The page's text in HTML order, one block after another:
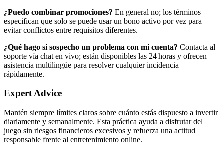
¿Puedo combinar promociones? En general no; los términos
especifican que solo se puede usar un bono activo por vez para
evitar conflictos entre requisitos diferentes.
¿Qué hago si sospecho un problema con mi cuenta? Contacta al
soporte vía chat en vivo; están disponibles las 24 horas y ofrecen
asistencia multilingüe para resolver cualquier incidencia
rápidamente.
Expert Advice
Mantén siempre límites claros sobre cuánto estás dispuesto a invertir
diariamente y semanalmente. Esta práctica ayuda a disfrutar del
juego sin riesgos financieros excesivos y refuerza una actitud
responsable frente al entretenimiento online.